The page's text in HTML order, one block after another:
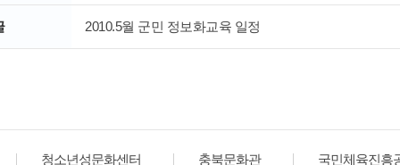
2010.5월 군민 정보화교육 일정
청소년성문화센터 충북문화관 국민체육진흥